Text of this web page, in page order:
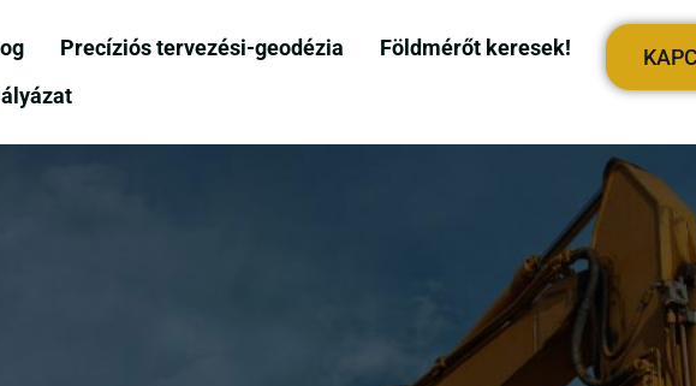
Precíziós tervezési-geodézia
Földmérőt keresek!